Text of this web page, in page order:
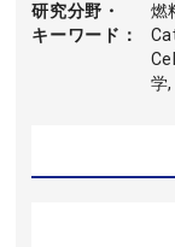
研究分野・
キーワード
燃
学